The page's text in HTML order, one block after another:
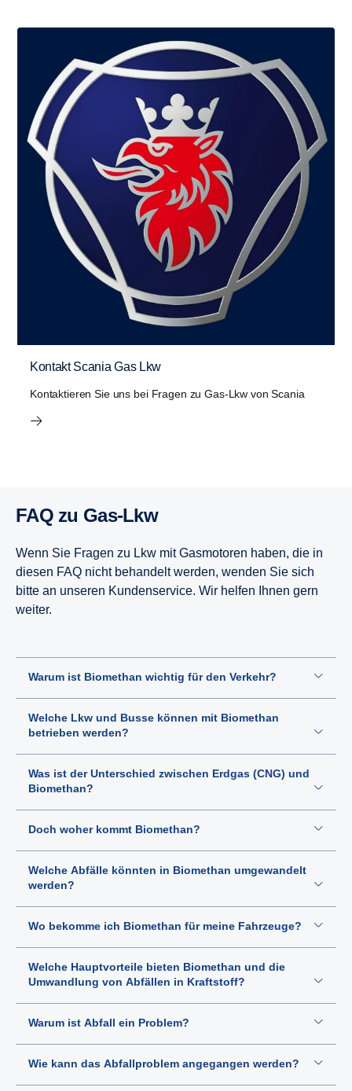
Kontakt Scania Gas Lkw
Kontaktieren Sie uns bei Fragen zu Gas-Lkw von Scania
FAQ zu Gas-Lkw
Wenn Sie Fragen zu Lkw mit Gasmotoren haben, die in
diesen FAQ nicht behandelt werden, wenden Sie sich
bitte an unseren Kundenservice. Wir helfen Ihnen gern
weiter.
Warum ist Biomethan wichtig für den Verkehr?
Welche Lkw und Busse können mit Biomethan
betrieben werden?
Was ist der Unterschied zwischen Erdgas (CNG) und
Biomethan?
Doch woher kommt Biomethan?
Welche Abfälle könnten in Biomethan umgewandelt
werden?
Wo bekomme ich Biomethan für meine Fahrzeuge?
Welche Hauptvorteile bieten Biomethan und die
Umwandlung von Abfällen in Kraftstoff?
Warum ist Abfall ein Problem?
Wie kann das Abfallproblem angegangen werden?